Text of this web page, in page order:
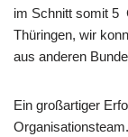
im Schnitt somit 5
Thüringen, wir
aus anderen
Ein großartiger